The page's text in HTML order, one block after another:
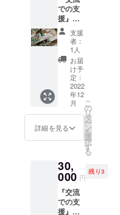
（不
定））
１２月
頃まで
または
オープ
ン前の
７月・
８月の
可能な
日の内
１日 時
１８時
頃） 場
所：く
るもり
雑貨店
店を一
緒にめ
ぐりま
しょ
う。 日
程：１
０月１
６日
（日）
、１日
だけの
開催と
なりま
１８時
頃 雨
天決行
場所：
吉祥寺
での支
援』く
るもり
雑貨
店、一
日ス
タッフ
しませ
んか？
（1日、
9時15
分〜18
時頃）
くるも
り雑貨
タッフ
体験し
てみま
せん
か？
（くる
支援
者：
1人
お届
け予
定：
2022
年12
月
詳細を見る
こ
の
リ
タ
ー
ン
を
選
択
す
る
30,
000 円
残り3
『交流
での支
援』く